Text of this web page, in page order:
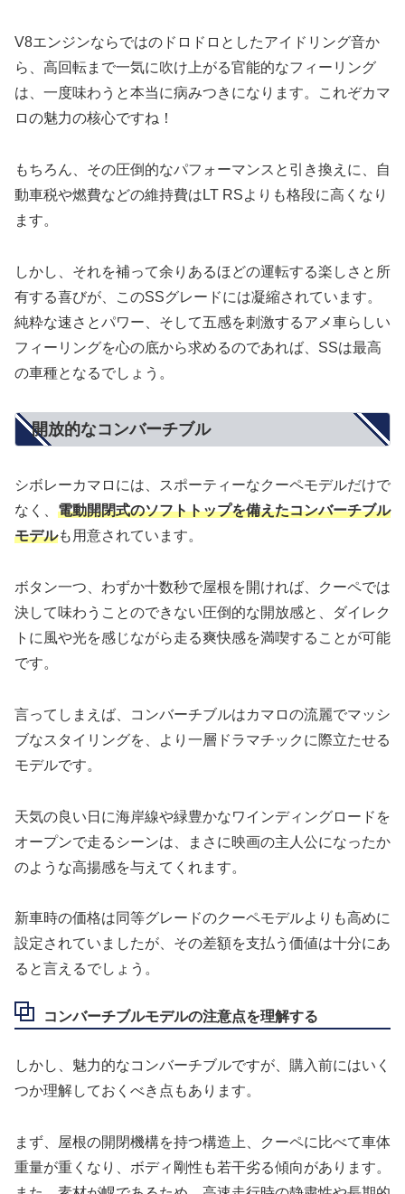
V8エンジンならではのドロドロとしたアイドリング音か
ら、高回転まで一気に吹け上がる官能的なフィーリング
は、一度味わうと本当に病みつきになります。これぞカマ
ロの魅力の核心ですね！
もちろん、その圧倒的なパフォーマンスと引き換えに、自
動車税や燃費などの維持費はLT RSよりも格段に高くなり
ます。
しかし、それを補って余りあるほどの運転する楽しさと所
有する喜びが、このSSグレードには凝縮されています。
純粋な速さとパワー、そして五感を刺激するアメ車らしい
フィーリングを心の底から求めるのであれば、SSは最高
の車種となるでしょう。
開放的なコンバーチブル
シボレーカマロには、スポーティーなクーペモデルだけで
なく、 電動開閉式のソフトトップを備えたコンバーチブル
モデルも用意されています。
ボタン一つ、わずか十数秒で屋根を開ければ、クーペでは
決して味わうことのできない圧倒的な開放感と、ダイレク
トに風や光を感じながら走る爽快感を満喫することが可能
です。
言ってしまえば、コンバーチブルはカマロの流麗でマッシ
ブなスタイリングを、より一層ドラマチックに際立たせる
モデルです。
天気の良い日に海岸線や緑豊かなワインディングロードを
オープンで走るシーンは、まさに映画の主人公になったか
のような高揚感を与えてくれます。
新車時の価格は同等グレードのクーペモデルよりも高めに
設定されていましたが、その差額を支払う価値は十分にあ
ると言えるでしょう。
コンバーチブルモデルの注意点を理解する
しかし、魅力的なコンバーチブルですが、購入前にはいく
つか理解しておくべき点もあります。
まず、屋根の開閉機構を持つ構造上、クーペに比べて車体
重量が重くなり、ボディ剛性も若干劣る傾向があります。